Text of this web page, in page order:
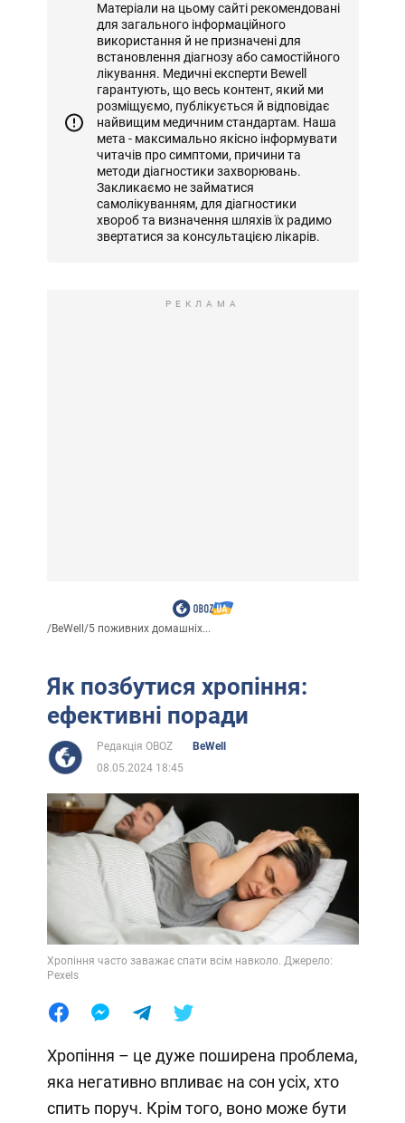
Матеріали на цьому сайті рекомендовані
для загального інформаційного
використання й не призначені для
встановлення діагнозу або самостійного
лікування. Медичні експерти Bewell
гарантують, що весь контент, який ми
розміщуємо, публікується й відповідає
найвищим медичним стандартам. Наша
мета - максимально якісно інформувати
читачів про симптоми, причини та
методи діагностики захворювань.
Закликаємо не займатися
самолікуванням, для діагностики
хвороб та визначення шляхів їх радимо
звертатися за консультацією лікарів.
РЕКЛАМА
/BeWell /5 поживних домашніх...
Як позбутися хропіння:
ефективні поради
Редакція OBOZ
BeWell
08.05.2024 18:45
Хропіння часто заважає спати всім навколо. Джерело:
Pexels
Хропіння – це дуже поширена проблема,
яка негативно впливає на сон усіх, хто
спить поруч. Крім того, воно може бути